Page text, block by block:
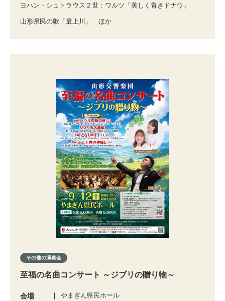
ヨハン・シュトラウス２世：ワルツ「美しく青きドナウ」
山形県民の歌「最上川」 ほか
その他の演奏会
至福の名曲コンサート ～ジブリの贈り物～
会場 やまぎん県民ホール